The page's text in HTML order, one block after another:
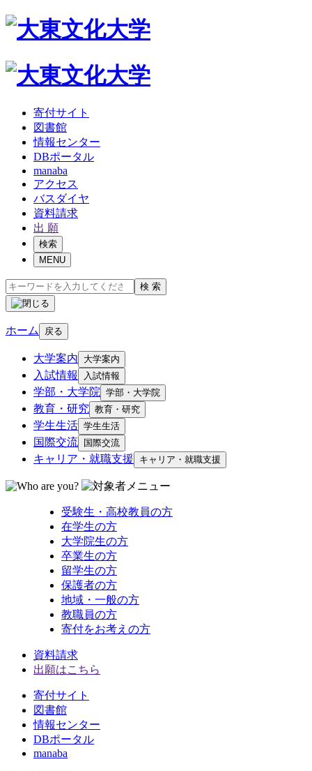
寄付サイト
図書館
情報センター
DBポータル
manaba
アクセス
バスダイヤ
資料請求
出 願
検索
MENU
検 索
ホーム 戻る
大学案内 大学案内
入試情報 入試情報
学部・大学院 学部・大学院
教育・研究 教育・研究
学生生活 学生生活
国際交流 国際交流
キャリア・就職支援 キャリア・就職支援
受験生・高校教員の方
在学生の方
大学院生の方
卒業生の方
留学生の方
保護者の方
地域・一般の方
教職員の方
寄付をお考えの方
資料請求
出願はこちら
寄付サイト
図書館
情報センター
DBポータル
manaba